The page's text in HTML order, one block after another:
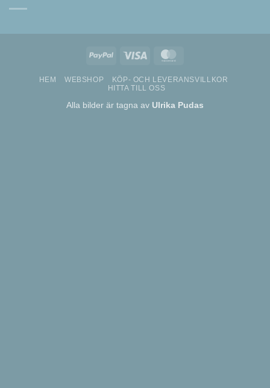
PayPal Visa
HEM WEBSHOP
KÖP- OCH LEVERANSVILLKOR
HITTA TILL OSS
Alla bilder är tagna av Ulrika Pudas